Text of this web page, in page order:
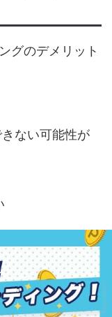
グのデメリット
ない可能性が